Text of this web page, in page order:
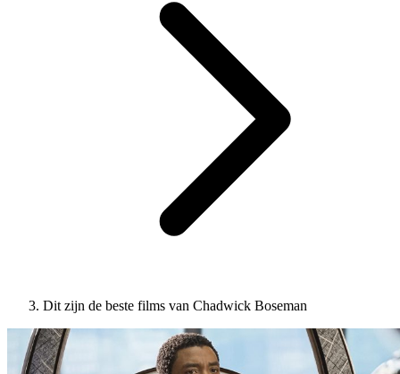
Dit zijn de beste films van Chadwick Boseman